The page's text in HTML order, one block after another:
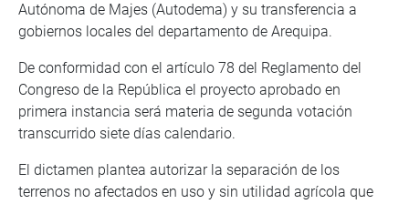
Autónoma de Majes (Autodema) y su transferencia a
gobiernos locales del departamento de Arequipa.
De conformidad con el artículo 78 del Reglamento del
Congreso de la República el proyecto aprobado en
primera instancia será materia de segunda votación
transcurrido siete días calendario.
El dictamen plantea autorizar la separación de los
terrenos no afectados en uso y sin utilidad agrícola que